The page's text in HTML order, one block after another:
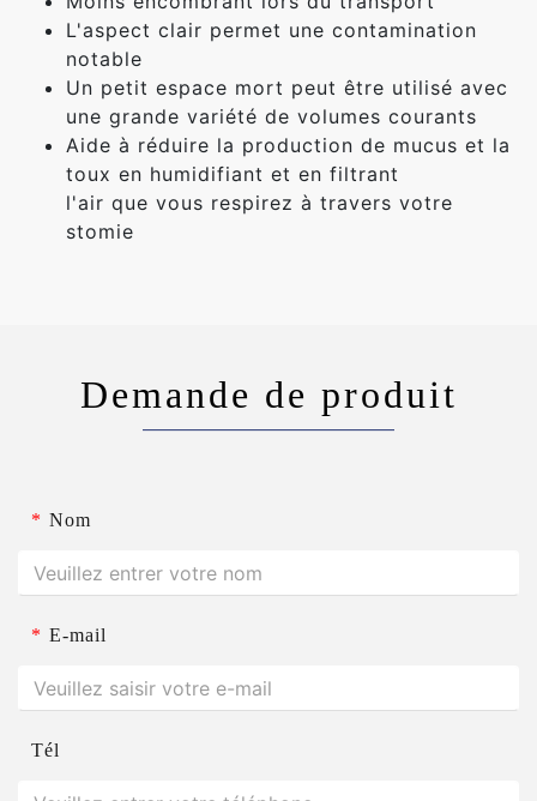
L'aspect clair permet une contamination
notable
Un petit espace mort peut être utilisé avec
une grande variété de volumes courants
Aide à réduire la production de mucus et la
toux en humidifiant et en filtrant
l'air que vous respirez à travers votre
stomie
Demande de produit
* Nom
* E-mail
Tél